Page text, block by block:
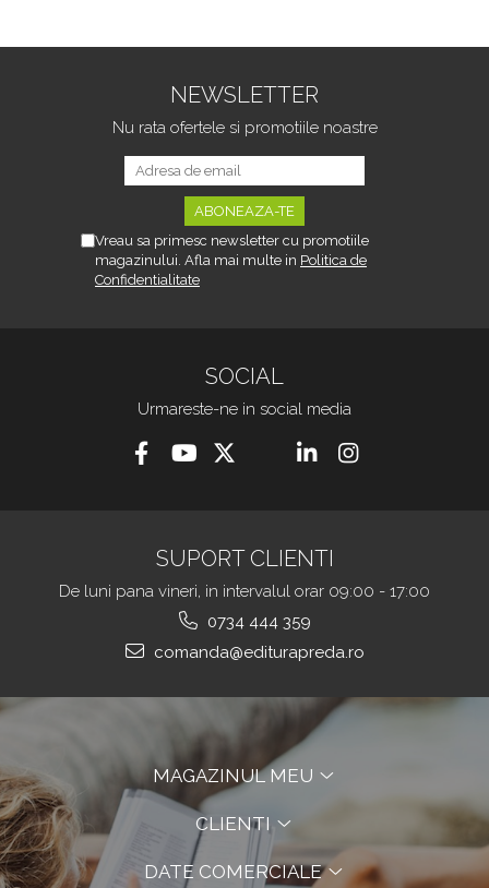
NEWSLETTER
Nu rata ofertele si promotiile noastre
Vreau sa primesc newsletter cu promotiile
magazinului. Afla mai multe in Politica de
Confidentialitate
SOCIAL
Urmareste-ne in social media
SUPORT CLIENTI
De luni pana vineri, in intervalul orar 09:00 - 17:00
0734 444 359
comanda@editurapreda.ro
MAGAZINUL MEU
CLIENTI
DATE COMERCIALE